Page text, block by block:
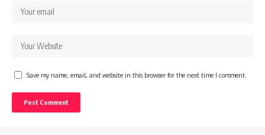
Save my name, email, and website in this browser for the next time I comment.